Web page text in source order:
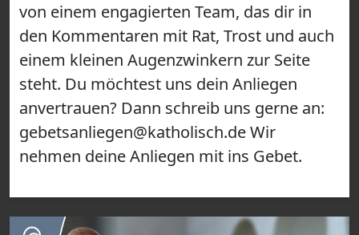
von einem engagierten Team, das dir in
den Kommentaren mit Rat, Trost und auch
einem kleinen Augenzwinkern zur Seite
steht. Du möchtest uns dein Anliegen
anvertrauen? Dann schreib uns gerne an:
gebetsanliegen@katholisch.de Wir
nehmen deine Anliegen mit ins Gebet.